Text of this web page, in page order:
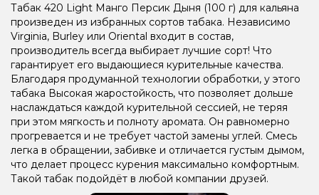
Табак 420 Light Манго Персик Дыня (100 г) для кальяна
произведен из избранных сортов табака. Независимо
Virginia, Burley или Oriental входит в состав,
производитель всегда выбирает лучшие сорт! Что
гарантирует его выдающиеся курительные качества.
Благодаря продуманной технологии обработки, у этого
табака Высокая жаростойкость, что позволяет дольше
наслаждаться каждой курительной сессией, не теряя
при этом мягкость и полноту аромата. Он равномерно
прогревается и не требует частой замены углей. Смесь
легка в обращении, забивке и отличается густым дымом,
что делает процесс курения максимально комфортным.
Такой табак подойдёт в любой компании друзей.